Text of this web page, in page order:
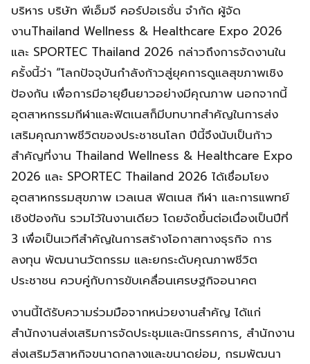
บริหาร บริษัท พีเอ็มจี คอร์ปอเรชั่น จำกัด ผู้จัด
งานThailand Wellness & Healthcare Expo 2026
และ SPORTEC Thailand 2026 กล่าวถึงการจัดงานใน
ครั้งนี้ว่า “โลกปัจจุบันกำลังก้าวสู่ยุคการดูแลสุขภาพเชิง
ป้องกัน เพื่อการมีอายุยืนยาวอย่างมีคุณภาพ นอกจากนี้
อุตสาหกรรมกีฬาและฟิตเนสก็มีบทบาทสำคัญในการส่ง
เสริมคุณภาพชีวิตของประชาชนโลก ปีนี้จึงนับเป็นก้าว
สำคัญที่งาน Thailand Wellness & Healthcare Expo
2026 และ SPORTEC Thailand 2026 ได้เชื่อมโยง
อุตสาหกรรมสุขภาพ เวลเนส ฟิตเนส กีฬา และการแพทย์
เชิงป้องกัน รวมไว้ในงานเดียว โดยจัดขึ้นต่อเนื่องเป็นปีที่
3 เพื่อเป็นเวทีสำคัญในการสร้างโอกาสทางธุรกิจ การ
ลงทุน พัฒนานวัตกรรม และยกระดับคุณภาพชีวิต
ประชาชน ควบคู่กับการขับเคลื่อนเศรษฐกิจอนาคต
​งานนี้ได้รับความร่วมมือจากหน่วยงานสำคัญ ได้แก่
สำนักงานส่งเสริมการจัดประชุมและนิทรรศการ, สำนักงาน
ส่งเสริมวิสาหกิจขนาดกลางและขนาดย่อม, กรมพัฒนา